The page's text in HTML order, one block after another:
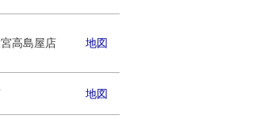
高島屋店 地図
地図